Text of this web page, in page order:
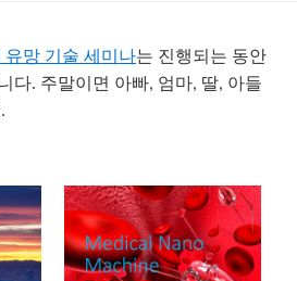
유망 기술 세미나는 진행되는 동안
다. 주말이면 아빠, 엄마, 딸, 아들
.